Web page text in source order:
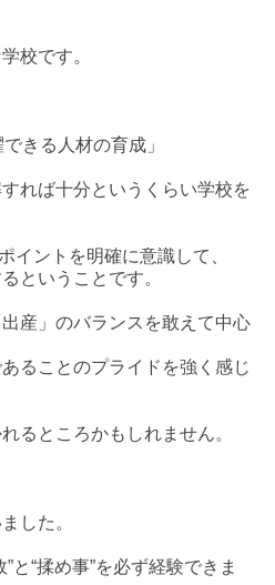
校です。
きる人材の育成」
れば十分というくらい学校を
イントを明確に意識して、
ということです。
産」のバランスを敢えて中心
ることのプライドを強く感じ
るところかもしれません。
した。
と“揉め事”を必ず経験できま